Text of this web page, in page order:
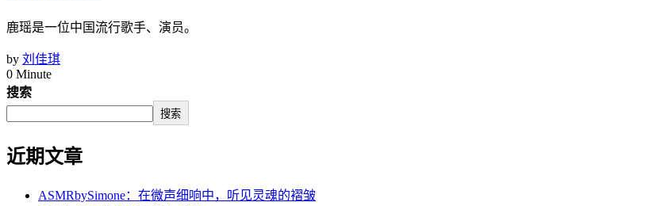
鹿瑶是一位中国流行歌手、演员。
by 刘佳琪
0 Minute
搜索
搜索
近期文章
ASMRbySimone：在微声细响中，听见灵魂的褶皱